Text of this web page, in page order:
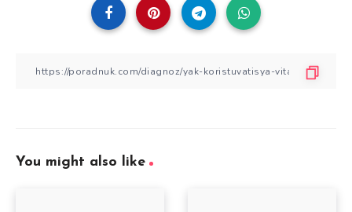
You might also like